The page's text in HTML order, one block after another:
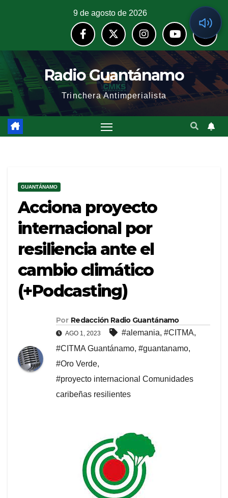
9 de agosto de 2026
Radio Guantánamo
Trinchera Antimperialista
GUANTÁNAMO
Acciona proyecto
internacional por
resiliencia ante el
cambio climático
(+Podcasting)
Por Redacción Radio Guantánamo
AGO 1, 2023 #alemania, #CITMA,
#CITMA Guantánamo, #guantanamo,
#Oro Verde,
#proyecto internacional Comunidades
caribeñas resilientes